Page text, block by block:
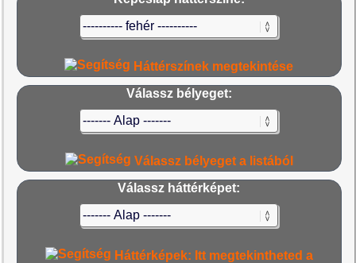
Háttérszínek megtekintése
Válassz bélyeget:
Válassz bélyeget a listából
Válassz háttérképet:
Háttérképek: Itt megtekintheted a